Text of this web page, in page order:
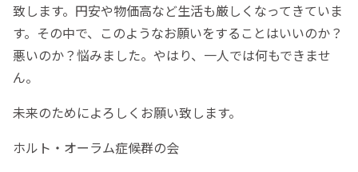
致します。円安や物価高など生活も厳しくなってきていま
す。その中で、このようなお願いをすることはいいのか？
悪いのか？悩みました。やはり、一人では何もできませ
ん。
未来のためによろしくお願い致します。
ホルト・オーラム症候群の会